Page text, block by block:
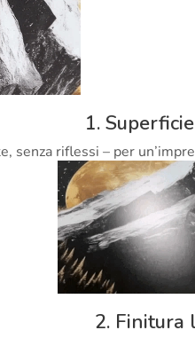
1.
senza riflessi – per
2. Finitura